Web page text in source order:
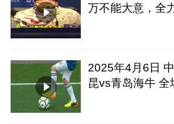
万不能大意，全
2025年4月6日
昆vs青岛海牛 全